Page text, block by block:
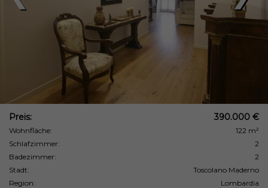
Preis: 390.000 €
Wohnfläche:
122 m²
Schlafzimmer:
2
Badezimmer:
2
Stadt:
Toscolano Maderno
Region:
Lombardia